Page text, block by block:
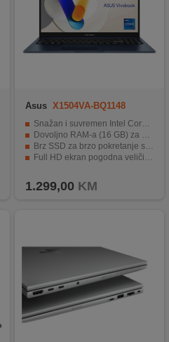
Asus X1504VA-BQ1148
Snažan i suvremen Intel Core i7 procesor
Dovoljno RAM-a (16 GB) za multitasking i glatki rad
Brz SSD za brzo pokretanje sistema i aplikacija
Full HD ekran pogodna veličina za rad i zabavu
1.299,00 KM